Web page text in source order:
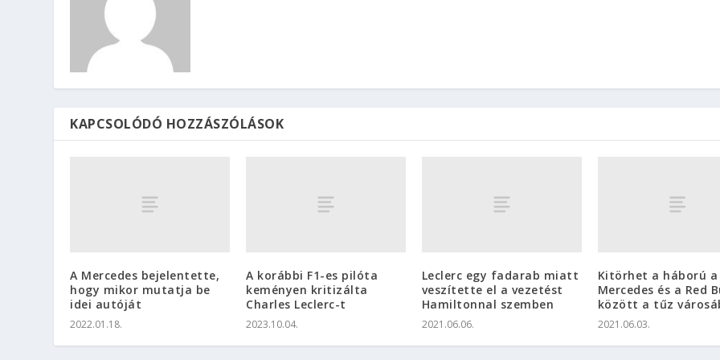
KAPCSOLÓDÓ HOZZÁSZÓLÁSOK
A Mercedes bejelentette,
hogy mikor mutatja be
idei autóját
2022.01.18.
A korábbi F1-es pilóta
keményen kritizálta
Charles Leclerc-t
2023.10.04.
Leclerc egy fadarab miatt
veszítette el a vezetést
Hamiltonnal szemben
2021.06.06.
Kitörhet a háború a
Mercedes és a Red
között a tűz
2021.06.03.